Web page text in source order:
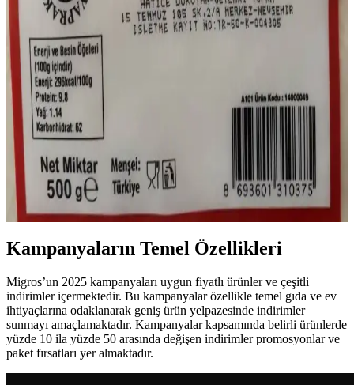
A101 Marketleri ve Sosis Fiyatları Güncel Durum ve
Güvenlik Önlemleri Hakkında Bilgi
A101 marketleri ve sosis fiyatları hakkında güncel bilgiler, fiyat
aralıkları ve güvenlik önlemleri ile ilgili detaylar, tüketicilerin bilinçli
alışveriş yapmasını sağlar.
A101 Yufka Fiyatları ve Piyasa Durumu Güncel
Bilgilerle Analizi
A101 marketleri uygun fiyatlı temel gıda ürünleri sunar, yufka
fiyatları bölge ve zamana göre değişir. Kampanyaları takip ederek
avantaj sağlayabilirsiniz.
Kampanyaların Temel Özellikleri
Migros’un 2025 kampanyaları uygun fiyatlı ürünler ve çeşitli
indirimler içermektedir. Bu kampanyalar özellikle temel gıda ve ev
ihtiyaçlarına odaklanarak geniş ürün yelpazesinde indirimler
sunmayı amaçlamaktadır. Kampanyalar kapsamında belirli ürünlerde
yüzde 10 ila yüzde 50 arasında değişen indirimler promosyonlar ve
paket fırsatları yer almaktadır.